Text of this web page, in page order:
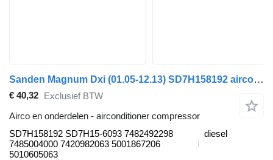
Sanden Magnum Dxi (01.05-12.13) SD7H158192 airconditioner compressor voor Renault Magnum (1990-2014) vrachtwagen
€ 40,32
Exclusief BTW
Airco en onderdelen - airconditioner compressor
SD7H158192 SD7H15-6093 7482492298
7485004000 7420982063 5001867206
5010605063
diesel